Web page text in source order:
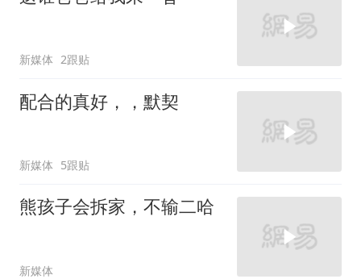
新媒体 2跟贴
配合的真好，，默契
新媒体 5跟贴
熊孩子会拆家，不输二哈
新媒体